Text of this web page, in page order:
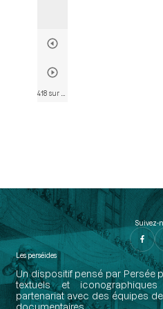
Suivez-
Les perséides
Un dispositif pensé par Persée
textuels et
partenariat avec des équipes